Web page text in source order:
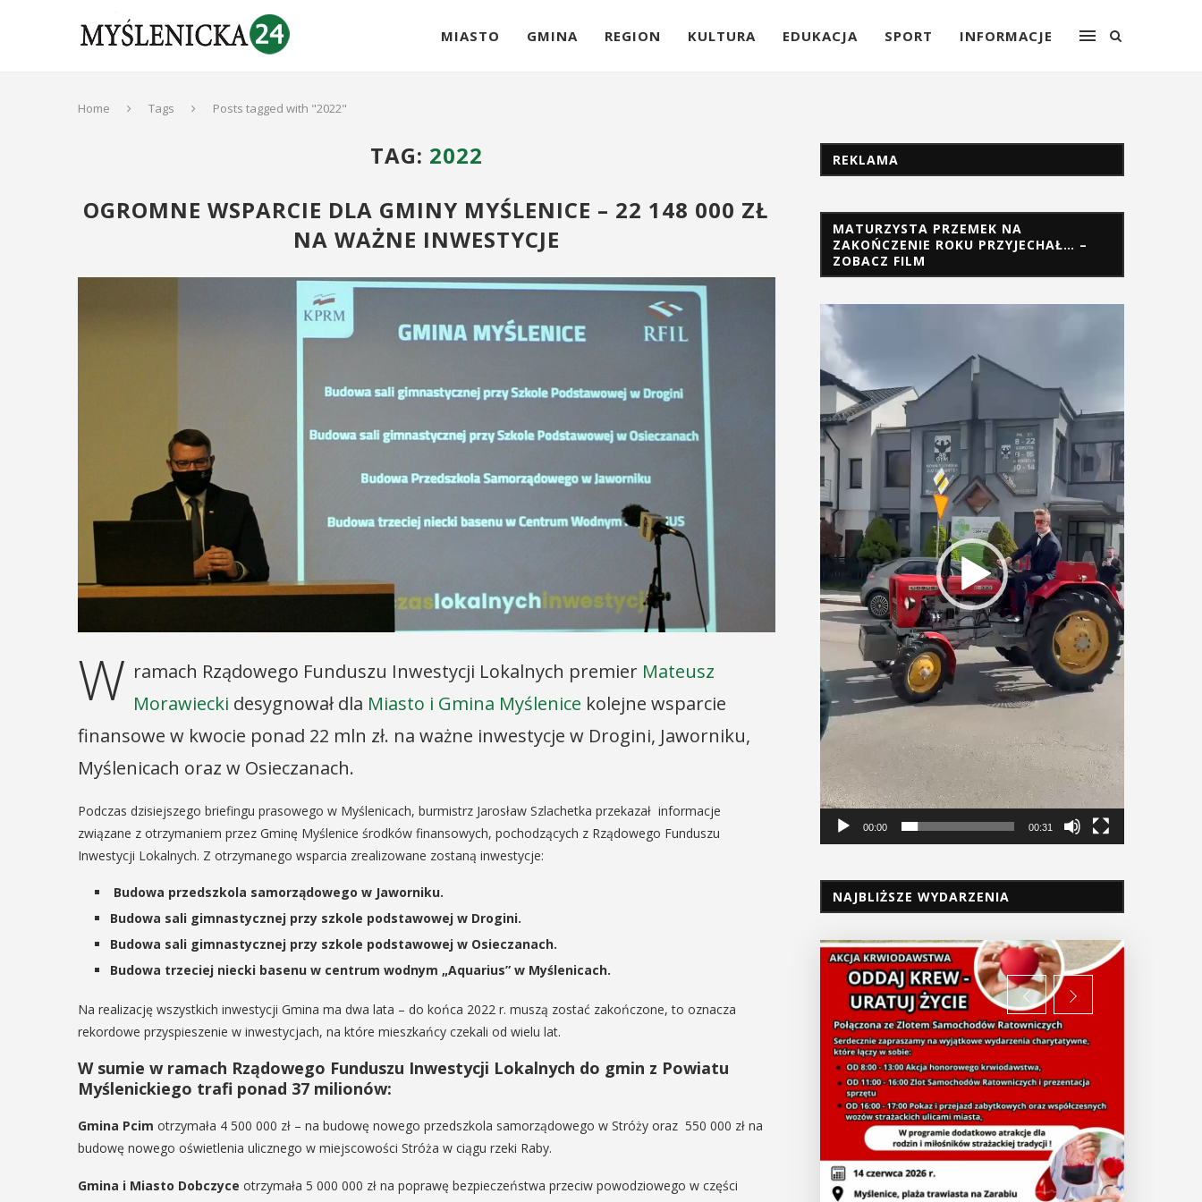
MIASTO GMINA REGION KULTURA EDUKACJA SPORT INFORMACJE
Home Tags Posts tagged with "2022"
TAG: 2022
OGROMNE WSPARCIE DLA GMINY MYŚLENICE – 22 148 000 ZŁ
NA WAŻNE INWESTYCJE
W ramach Rządowego Funduszu Inwestycji Lokalnych premier Mateusz
Morawiecki desygnował dla Miasto i Gmina Myślenice kolejne wsparcie
finansowe w kwocie ponad 22 mln zł. na ważne inwestycje w Drogini, Jaworniku,
Myślenicach oraz w Osieczanach.
Podczas dzisiejszego briefingu prasowego w Myślenicach, burmistrz Jarosław Szlachetka przekazał informacje
związane z otrzymaniem przez Gminę Myślenice środków finansowych, pochodzących z Rządowego Funduszu
Inwestycji Lokalnych. Z otrzymanego wsparcia zrealizowane zostaną inwestycje:
Budowa przedszkola samorządowego w Jaworniku.
Budowa sali gimnastycznej przy szkole podstawowej w Drogini.
Budowa sali gimnastycznej przy szkole podstawowej w Osieczanach.
Budowa trzeciej niecki basenu w centrum wodnym „Aquarius” w Myślenicach.
Na realizację wszystkich inwestycji Gmina ma dwa lata – do końca 2022 r. muszą zostać zakończone, to oznacza
rekordowe przyspieszenie w inwestycjach, na które mieszkańcy czekali od wielu lat.
W sumie w ramach Rządowego Funduszu Inwestycji Lokalnych do gmin z Powiatu
Myślenickiego trafi ponad 37 milionów:
Gmina Pcim otrzymała 4 500 000 zł – na budowę nowego przedszkola samorządowego w Stróży oraz 550 000 zł na
budowę nowego oświetlenia ulicznego w miejscowości Stróża w ciągu rzeki Raby.
Gmina i Miasto Dobczyce otrzymała 5 000 000 zł na poprawę bezpieczeństwa przeciw powodziowego w części
REKLAMA
MATURZYSTA PRZEMEK NA
ZAKOŃCZENIE ROKU PRZYJECHAŁ… –
ZOBACZ FILM
Odtwarzacz
video
00:00 00:31
NAJBLIŻSZE WYDARZENIA